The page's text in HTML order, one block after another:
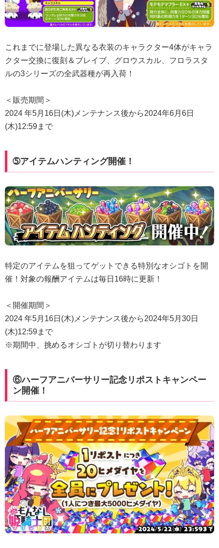
これまでに登場した異なる衣装のキャラクター4体がキャラ
クター交換に復刻＆ブレイブ、グロウスカル、フロラスタ
ルの3シリーズの全武器種が再入荷！
＜販売期間＞
2024 年5月16日(木)メンテナンス後から2024年6月6日
(木)12:59まで
➄アイテムハンティング開催！
特定のアイテムを狙ってゲットできる特別なオシゴトを開
催！対象の報酬アイテムは毎日16時に更新！
＜開催期間＞
2024 年5月16日(木)メンテナンス後から2024年5月30日
(木)12:59まで
※期間中、挑めるオシゴトが切り替わります
⑥ハーフアニバーサリー記念リポストキャンペー
ン開催！